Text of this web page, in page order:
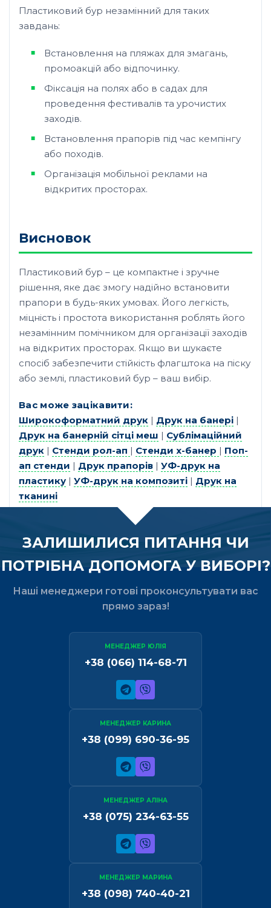
Пластиковий бур незамінний для таких
завдань:
Встановлення на пляжах для змагань,
промоакцій або відпочинку.
Фіксація на полях або в садах для
проведення фестивалів та урочистих
заходів.
Встановлення прапорів під час кемпінгу
або походів.
Організація мобільної реклами на
відкритих просторах.
Висновок
Пластиковий бур – це компактне і зручне
рішення, яке дає змогу надійно встановити
прапори в будь-яких умовах. Його легкість,
міцність і простота використання роблять його
незамінним помічником для організації заходів
на відкритих просторах. Якщо ви шукаєте
спосіб забезпечити стійкість флагштока на піску
або землі, пластиковий бур – ваш вибір.
Вас може зацікавити:
Широкоформатний друк | Друк на банері |
Друк на банерній сітці меш | Сублімаційний
друк | Стенди рол-ап | Стенди х-банер | Поп-
ап стенди | Друк прапорів | УФ-друк на
пластику | УФ-друк на композиті | Друк на
тканині
ЗАЛИШИЛИСЯ ПИТАННЯ ЧИ
ПОТРІБНА ДОПОМОГА У ВИБОРІ?
Наші менеджери готові проконсультувати вас
прямо зараз!
МЕНЕДЖЕР ЮЛІЯ
+38 (066) 114-68-71
МЕНЕДЖЕР КАРИНА
+38 (099) 690-36-95
МЕНЕДЖЕР АЛІНА
+38 (075) 234-63-55
МЕНЕДЖЕР МАРИНА
+38 (098) 740-40-21